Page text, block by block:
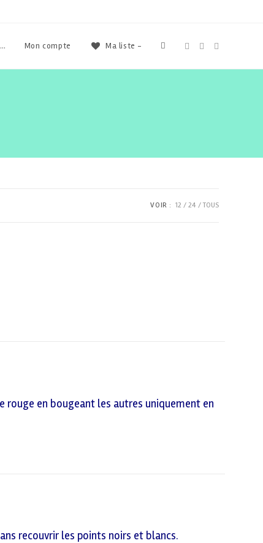
Mon compte Ma liste - Toggle
VOIR : 12 24 TOUS
en bougeant les autres uniquement en
recouvrir les points noirs et blancs.